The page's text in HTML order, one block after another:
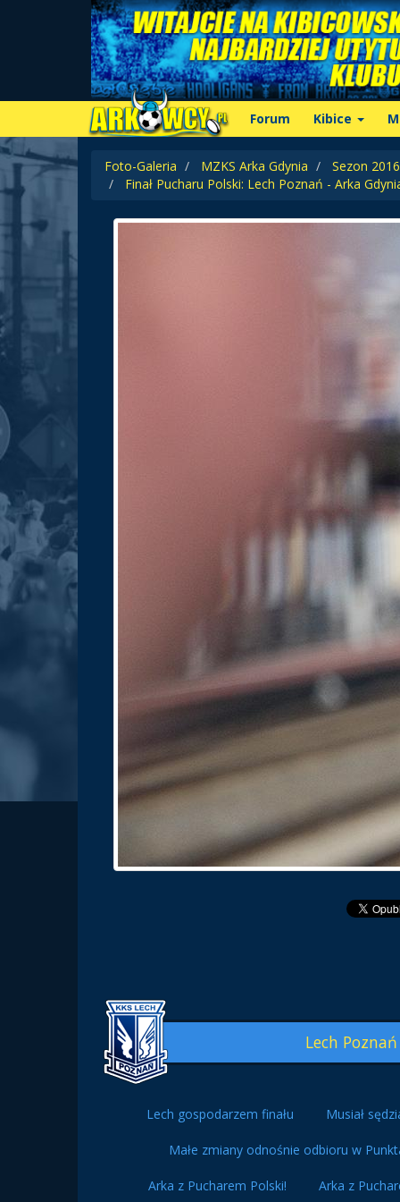
Forum Kibice
Foto-Galeria MZKS Arka Gdynia
Sezon
Finał Pucharu Polski: Lech Poznań - Arka
Lech Poznań
Lech gospodarzem finału Musiał
Małe zmiany odnośnie odbioru w
Arka z Pucharem Polski! Arka z